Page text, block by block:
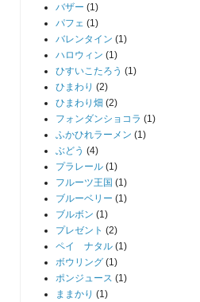
バザー (1)
パフェ (1)
バレンタイン (1)
ハロウィン (1)
ひすいこたろう (1)
ひまわり (2)
ひまわり畑 (2)
フォンダンショコラ (1)
ふかひれラーメン (1)
ぶどう (4)
プラレール (1)
フルーツ王国 (1)
ブルーベリー (1)
ブルボン (1)
プレゼント (2)
ペイ ナタル (1)
ボウリング (1)
ポンジュース (1)
ままかり (1)